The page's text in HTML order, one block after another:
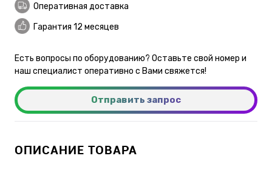
Оперативная доставка
Гарантия 12 месяцев
Есть вопросы по оборудованию? Оставьте свой номер и
наш специалист оперативно с Вами свяжется!
Отправить запрос
ОПИСАНИЕ ТОВАРА